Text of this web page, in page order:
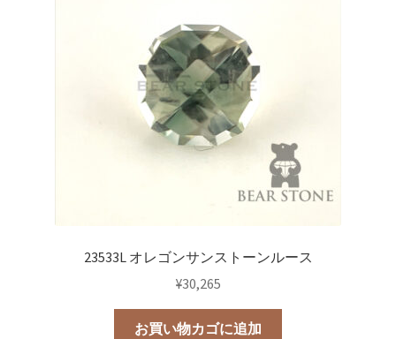
23533L オレゴンサンストーンルース
¥30,265
お買い物カゴに追加